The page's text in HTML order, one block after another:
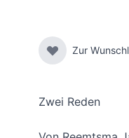
Zur
Zwei Reden